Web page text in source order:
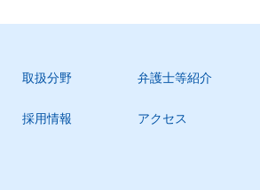
取扱分野 弁護士等紹介
採用情報 アクセス